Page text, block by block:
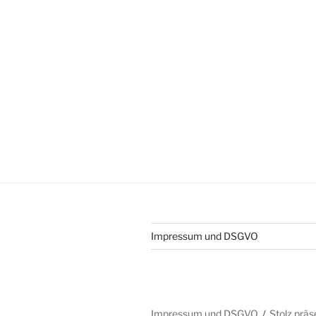
Impressum und DSGVO
Impressum und DSGVO Stolz